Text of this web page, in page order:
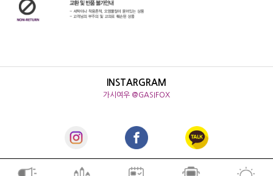
INSTARGRAM
가시여우 @GASIFOX